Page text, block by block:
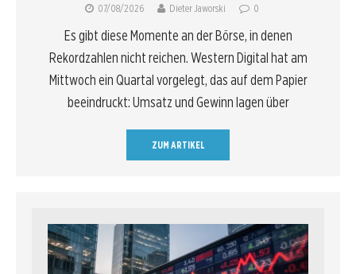
07/08/2026 Dieter Jaworski 0
Es gibt diese Momente an der Börse, in denen
Rekordzahlen nicht reichen. Western Digital hat am
Mittwoch ein Quartal vorgelegt, das auf dem Papier
beeindruckt: Umsatz und Gewinn lagen über
ZUM ARTIKEL